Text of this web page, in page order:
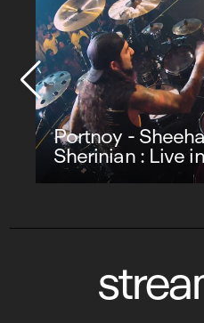
Portnoy -
Sherinian : Live in